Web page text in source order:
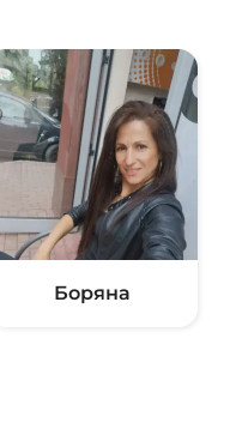
Боряна